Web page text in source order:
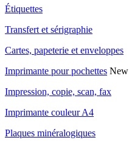
Étiquettes
Transfert et sérigraphie
Cartes, papeterie et enveloppes
Imprimante pour pochettes New
Impression, copie, scan, fax
Imprimante couleur A4
Plaques minéralogiques